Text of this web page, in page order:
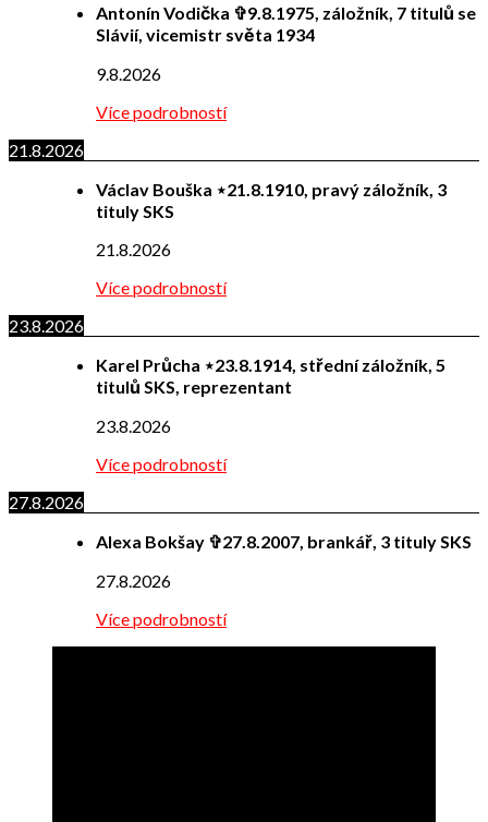
Antonín Vodička ✞9.8.1975, záložník, 7 titulů se
Slávií, vicemistr světa 1934
9.8.2026
Více podrobností
21.8.2026
Václav Bouška ⋆21.8.1910, pravý záložník, 3
tituly SKS
21.8.2026
Více podrobností
23.8.2026
Karel Průcha ⋆23.8.1914, střední záložník, 5
titulů SKS, reprezentant
23.8.2026
Více podrobností
27.8.2026
Alexa Bokšay ✞27.8.2007, brankář, 3 tituly SKS
27.8.2026
Více podrobností